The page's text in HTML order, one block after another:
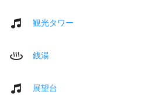
観光タワー
銭湯
展望台